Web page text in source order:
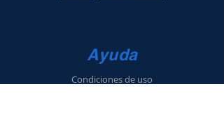
Ayuda
Condiciones de uso